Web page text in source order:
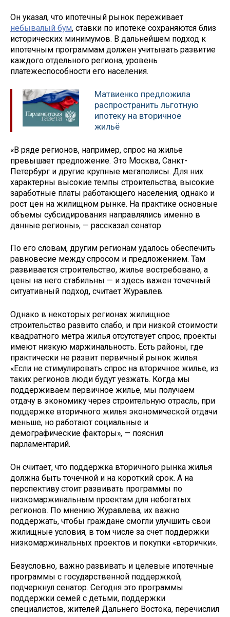
Он указал, что ипотечный рынок переживает
небывалый бум, ставки по ипотеке сохраняются близ
исторических минимумов. В дальнейшем подход к
ипотечным программам должен учитывать развитие
каждого отдельного региона, уровень
платежеспособности его населения.
Матвиенко предложила
распространить льготную
ипотеку на вторичное
жильё
«В ряде регионов, например, спрос на жилье
превышает предложение. Это Москва, Санкт-
Петербург и другие крупные мегаполисы. Для них
характерны высокие темпы строительства, высокие
заработные платы работающего населения, однако и
рост цен на жилищном рынке. На практике основные
объемы субсидирования направлялись именно в
данные регионы», — рассказал сенатор.
По его словам, другим регионам удалось обеспечить
равновесие между спросом и предложением. Там
развивается строительство, жилье востребовано, а
цены на него стабильны — и здесь важен точечный
ситуативный подход, считает Журавлев.
Однако в некоторых регионах жилищное
строительство развито слабо, и при низкой стоимости
квадратного метра жилья отсутствует спрос, проекты
имеют низкую маржинальность. Есть районы, где
практически не развит первичный рынок жилья.
«Если не стимулировать спрос на вторичное жилье, из
таких регионов люди будут уезжать. Когда мы
поддерживаем первичное жилье, мы получаем
отдачу в экономику через строительную отрасль, при
поддержке вторичного жилья экономической отдачи
меньше, но работают социальные и
демографические факторы», — пояснил
парламентарий.
Он считает, что поддержка вторичного рынка жилья
должна быть точечной и на короткий срок. А на
перспективу стоит развивать программы по
низкомаржинальным проектам для небогатых
регионов. По мнению Журавлева, их важно
поддержать, чтобы граждане смогли улучшить свои
жилищные условия, в том числе за счет поддержки
низкомаржинальных проектов и покупки «вторички».
Безусловно, важно развивать и целевые ипотечные
программы с государственной поддержкой,
подчеркнул сенатор. Сегодня это программы
поддержки семей с детьми, поддержки
специалистов, жителей Дальнего Востока, перечислил